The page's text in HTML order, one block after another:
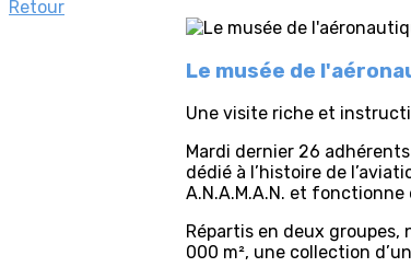
Retour
Le musée de
Une visite riche et
Mardi dernier 26
dédié à l’histoire de
A.N.A.M.A.N. et
Répartis en deux
000 m², une collection